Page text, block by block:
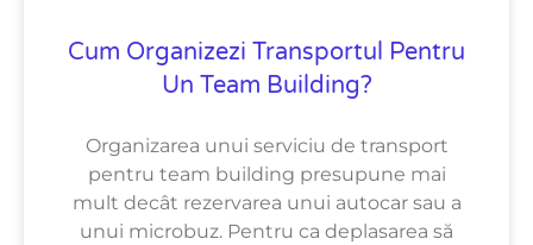
Cum Organizezi Transportul Pentru
Un Team Building?
Organizarea unui serviciu de transport
pentru team building presupune mai
mult decât rezervarea unui autocar sau a
unui microbuz. Pentru ca deplasarea să